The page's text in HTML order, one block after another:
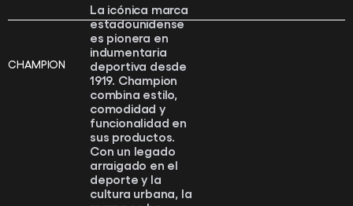
CHAMPION
La icónica marca
estadounidense
es pionera en
indumentaria
deportiva desde
1919. Champion
combina estilo,
comodidad y
funcionalidad en
sus productos.
Con un legado
arraigado en el
deporte y la
cultura urbana, la